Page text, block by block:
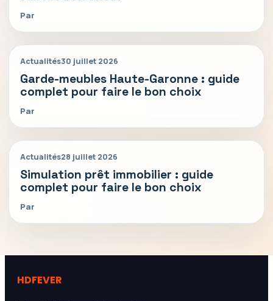
Par
Actualités30 juillet 2026
Garde-meubles Haute-Garonne : guide
complet pour faire le bon choix
Par
Actualités28 juillet 2026
Simulation prêt immobilier : guide
complet pour faire le bon choix
Par
HDFEVER